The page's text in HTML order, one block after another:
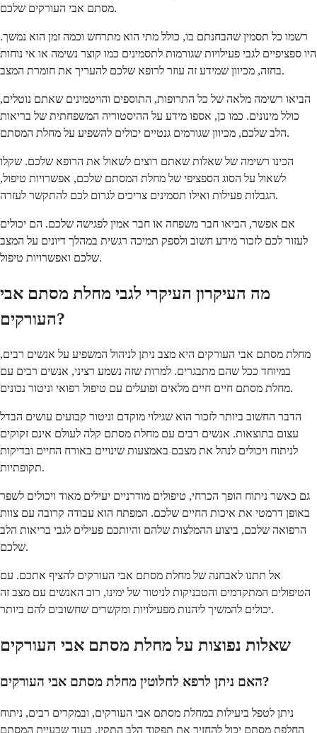
מסתם אבי העורקים שלכם.
רשמו כל תסמין שהבחנתם בו, כולל מתי הוא מתרחש וכמה זמן הוא נמשך.
היו ספציפיים לגבי פעילויות שגורמות לתסמינים כמו קוצר נשימה או אי נוחות
בחזה, מכיוון שמידע זה עוזר לרופא שלכם להעריך את חומרת המצב.
הביאו רשימה מלאה של כל התרופות, התוספים והויטמינים שאתם נוטלים,
כולל מינונים. כמו כן, אספו מידע על ההיסטוריה המשפחתית של בריאות
הלב שלכם, מכיוון שגורמים גנטיים יכולים להשפיע על מחלת המסתם.
הכינו רשימה של שאלות שאתם רוצים לשאול את הרופא שלכם. שקלו
לשאול על הסוג הספציפי של מחלת המסתם שלכם, אפשרויות טיפול,
הגבלות פעילות ואילו תסמינים צריכים לגרום לכם להתקשר לעזרה.
אם אפשר, הביאו חבר משפחה או חבר אמין לפגישה שלכם. הם יכולים
לעזור לכם לזכור מידע חשוב ולספק תמיכה רגשית במהלך דיונים על המצב
שלכם ואפשרויות טיפול.
מה העיקרון העיקרי לגבי מחלת מסתם אבי
העורקים?
מחלת מסתם אבי העורקים היא מצב ניתן לניהול המשפיע על אנשים רבים,
במיוחד ככל שהם מתבגרים. למרות שזה נשמע רציני, אנשים רבים עם
מחלת מסתם חיים חיים מלאים ופועלים עם טיפול רפואי וניטור נכונים.
הדבר החשוב ביותר לזכור הוא שגילוי מוקדם וניטור קבועים עושים הבדל
עצום בתוצאות. אנשים רבים עם מחלת מסתם קלה לעולם אינם זקוקים
לניתוח ויכולים לנהל את מצבם באמצעות שינויים באורח החיים ובדיקות
תקופתיות.
גם כאשר ניתוח הופך הכרחי, טיפולים מודרניים יעילים מאוד ויכולים לשפר
באופן דרמטי את איכות החיים שלכם. המפתח הוא עבודה קרובה עם צוות
הרפואה שלכם, ביצוע ההמלצות שלהם והיותכם פעילים לגבי בריאות הלב
שלכם.
אל תתנו לאבחנה של מחלת מסתם אבי העורקים להציף אתכם. עם
הטיפולים המתקדמים והטכניקות לניטור של ימינו, רוב האנשים עם מצב זה
יכולים להמשיך ליהנות מפעילויות ומקשרים שחשובים להם ביותר.
שאלות נפוצות על מחלת מסתם אבי העורקים
האם ניתן לרפא לחלוטין מחלת מסתם אבי העורקים?
ניתן לטפל ביעילות במחלת מסתם אבי העורקים, ובמקרים רבים, ניתוח
החלפת מסתם יכול להחזיר את תפקוד הלב התקין. בעוד שבעיית המסתם